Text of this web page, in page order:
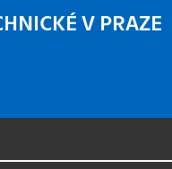
V PRAZE